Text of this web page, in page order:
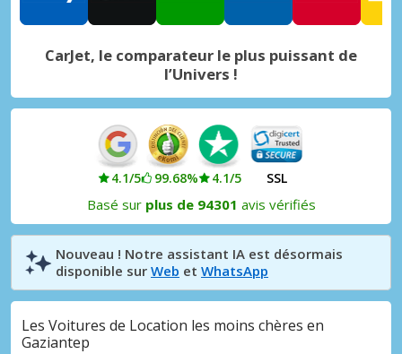
CarJet, le comparateur le plus puissant de
l’Univers !
4.1/5 99.68% 4.1/5 SSL
Basé sur plus de 94301 avis vérifiés
Nouveau ! Notre assistant IA est désormais
disponible sur Web et WhatsApp
Les Voitures de Location les moins chères en
Gaziantep